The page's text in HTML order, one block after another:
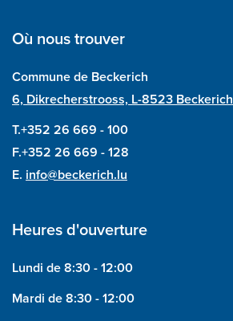
Où nous trouver
Commune de Beckerich
6, Dikrecherstrooss, L-8523 Beckerich
T.+352 26 669 - 100
F.+352 26 669 - 128
E. info@beckerich.lu
Heures d'ouverture
Lundi de 8:30 - 12:00
Mardi de 8:30 - 12:00